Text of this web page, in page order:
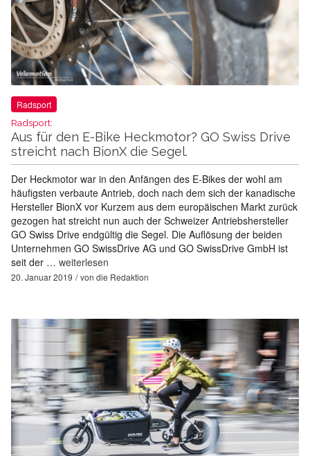
Radsport
Radsport:
Aus für den E-Bike Heckmotor? GO Swiss Drive
streicht nach BionX die Segel.
Der Heckmotor war in den Anfängen des E-Bikes der wohl am
häufigsten verbaute Antrieb, doch nach dem sich der kanadische
Hersteller BionX vor Kurzem aus dem europäischen Markt zurück
gezogen hat streicht nun auch der Schweizer Antriebshersteller
GO Swiss Drive endgültig die Segel. Die Auflösung der beiden
Unternehmen GO SwissDrive AG und GO SwissDrive GmbH ist
seit der … weiterlesen
20. Januar 2019 von die Redaktion